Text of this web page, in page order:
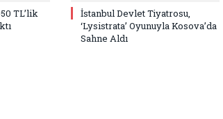
TL’lik
İstanbul Devlet Tiyatrosu,
‘Lysistrata’ Oyunuyla Kosova’da
Sahne Aldı